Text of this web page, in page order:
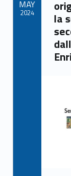
la
MAY
2024